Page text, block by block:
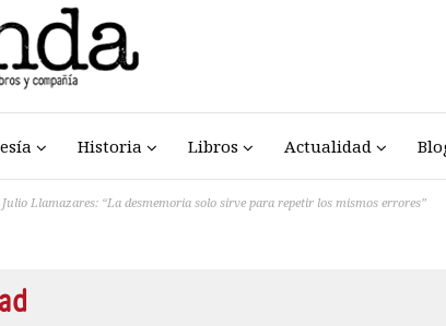
Historia Libros Actualidad
Julio Llamazares: “La desmemoria solo sirve para repetir los mismos errores”